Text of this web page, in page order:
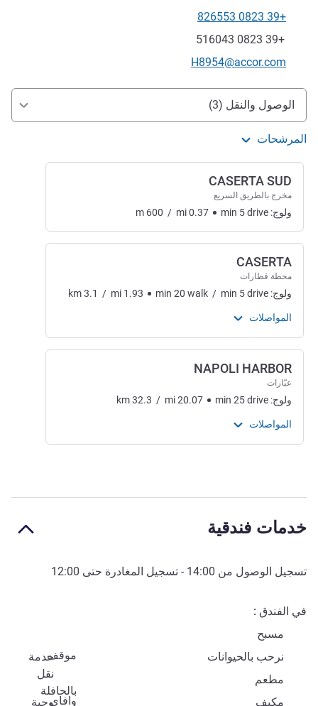
الهاتف
+39 0823 826553
فاكس
+39 0823 516043
تواصل معنا عبر البريد الإلكتروني
H8954@accor.com
الوصول والتنقل
الوصول والنقل (3)
المرشحات
CASERTA SUD
مخرج بالطريق السريع
ولوج: m 600 / mi0.37 min 5drive
CASERTA
محطة قطارات
ولوج: km3.1 / mi 1.93 min 20 walk / min 5drive
المواصلات
NAPOLI HARBOR
عبّارات
ولوج: km32.3 / mi20.07 min 25drive
المواصلات
خدمات فندقية
تسجيل الوصول من 14:00 - تسجيل المغادرة حتى 12:00
في الفندق
مسبح
موقف
نرحب بالحيوانات
خدمة
نقل
بالحافلة
مطعم
وافاي
مكيف وجبة